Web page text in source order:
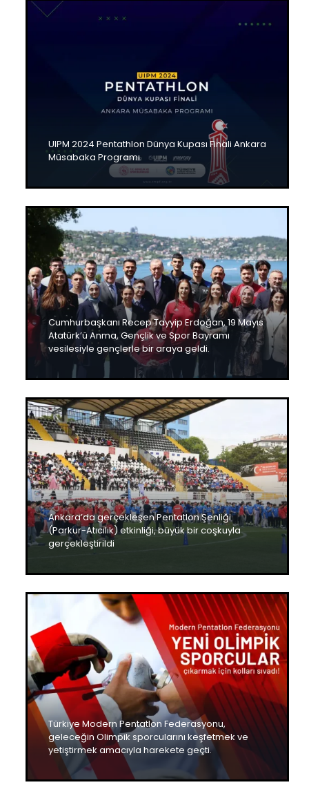
UIPM 2024 Pentathlon Dünya Kupası Finali Ankara
Müsabaka Programı
Cumhurbaşkanı Recep Tayyip Erdoğan, 19 Mayıs
Atatürk’ü Anma, Gençlik ve Spor Bayramı
vesilesiyle gençlerle bir araya geldi.
Ankara’da gerçekleşen Pentatlon Şenliği
(Parkur-Atıcılık) etkinliği, büyük bir coşkuyla
gerçekleştirildi
Türkiye Modern Pentatlon Federasyonu,
geleceğin Olimpik sporcularını keşfetmek ve
yetiştirmek amacıyla harekete geçti.